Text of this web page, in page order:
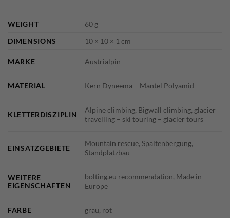
WEIGHT
60 g
DIMENSIONS
10 × 10 × 1 cm
MARKE Austrialpin
MATERIAL Kern Dyneema – Mantel Polyamid
KLETTERDISZIPLIN
Alpine climbing, Bigwall climbing, glacier
travelling – ski touring – glacier tours
EINSATZGEBIETE
Mountain rescue, Spaltenbergung,
Standplatzbau
WEITERE
EIGENSCHAFTEN
bolting.eu recommendation, Made in
Europe
FARBE grau, rot